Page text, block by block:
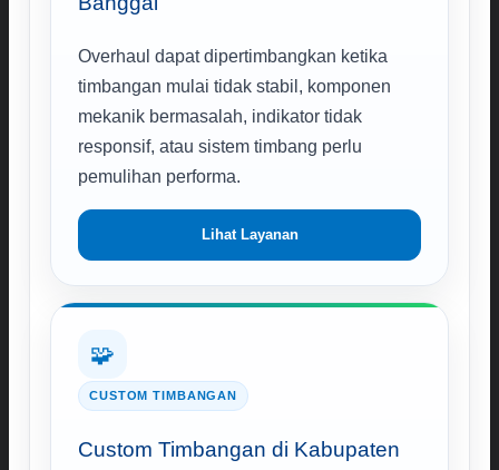
Overhaul dapat dipertimbangkan ketika
timbangan mulai tidak stabil, komponen
mekanik bermasalah, indikator tidak
responsif, atau sistem timbang perlu
pemulihan performa.
Lihat Layanan
🧩
CUSTOM TIMBANGAN
Custom Timbangan di Kabupaten